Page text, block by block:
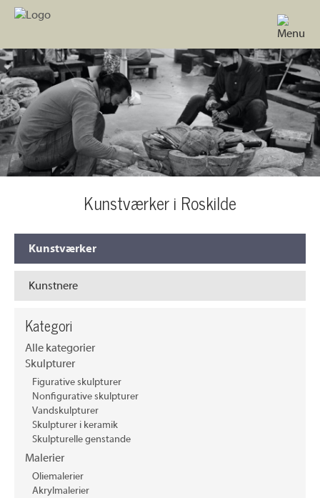
Kunstværker i Roskilde
Kunstværker
Kunstnere
Kategori
Alle kategorier
Skulpturer
Figurative skulpturer
Nonfigurative skulpturer
Vandskulpturer
Skulpturer i keramik
Skulpturelle genstande
Malerier
Oliemalerier
Akrylmalerier